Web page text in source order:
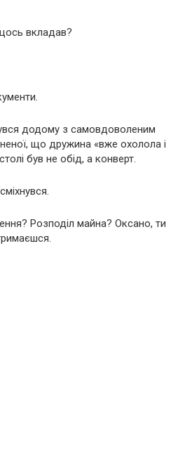
вкладав?
додому з самовдоволеним
що дружина «вже охолола і
був не обід, а конверт.
Розподіл майна? Оксано, ти